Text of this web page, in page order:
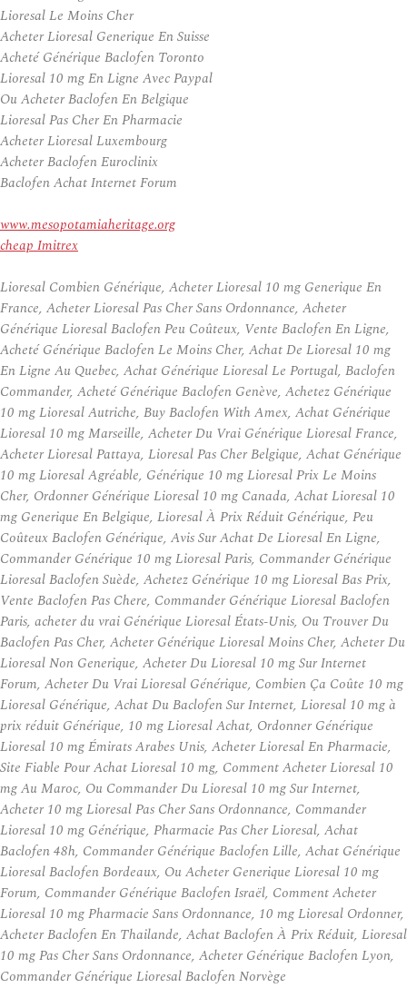
Lioresal Le Moins Cher
Acheter Lioresal Generique En Suisse
Acheté Générique Baclofen Toronto
Lioresal 10 mg En Ligne Avec Paypal
Ou Acheter Baclofen En Belgique
Lioresal Pas Cher En Pharmacie
Acheter Lioresal Luxembourg
Acheter Baclofen Euroclinix
Baclofen Achat Internet Forum
www.mesopotamiaheritage.org
cheap Imitrex
Lioresal Combien Générique, Acheter Lioresal 10 mg Generique En
France, Acheter Lioresal Pas Cher Sans Ordonnance, Acheter
Générique Lioresal Baclofen Peu Coûteux, Vente Baclofen En Ligne,
Acheté Générique Baclofen Le Moins Cher, Achat De Lioresal 10 mg
En Ligne Au Quebec, Achat Générique Lioresal Le Portugal, Baclofen
Commander, Acheté Générique Baclofen Genève, Achetez Générique
10 mg Lioresal Autriche, Buy Baclofen With Amex, Achat Générique
Lioresal 10 mg Marseille, Acheter Du Vrai Générique Lioresal France,
Acheter Lioresal Pattaya, Lioresal Pas Cher Belgique, Achat Générique
10 mg Lioresal Agréable, Générique 10 mg Lioresal Prix Le Moins
Cher, Ordonner Générique Lioresal 10 mg Canada, Achat Lioresal 10
mg Generique En Belgique, Lioresal À Prix Réduit Générique, Peu
Coûteux Baclofen Générique, Avis Sur Achat De Lioresal En Ligne,
Commander Générique 10 mg Lioresal Paris, Commander Générique
Lioresal Baclofen Suède, Achetez Générique 10 mg Lioresal Bas Prix,
Vente Baclofen Pas Chere, Commander Générique Lioresal Baclofen
Paris, acheter du vrai Générique Lioresal États-Unis, Ou Trouver Du
Baclofen Pas Cher, Acheter Générique Lioresal Moins Cher, Acheter Du
Lioresal Non Generique, Acheter Du Lioresal 10 mg Sur Internet
Forum, Acheter Du Vrai Lioresal Générique, Combien Ça Coûte 10 mg
Lioresal Générique, Achat Du Baclofen Sur Internet, Lioresal 10 mg à
prix réduit Générique, 10 mg Lioresal Achat, Ordonner Générique
Lioresal 10 mg Émirats Arabes Unis, Acheter Lioresal En Pharmacie,
Site Fiable Pour Achat Lioresal 10 mg, Comment Acheter Lioresal 10
mg Au Maroc, Ou Commander Du Lioresal 10 mg Sur Internet,
Acheter 10 mg Lioresal Pas Cher Sans Ordonnance, Commander
Lioresal 10 mg Générique, Pharmacie Pas Cher Lioresal, Achat
Baclofen 48h, Commander Générique Baclofen Lille, Achat Générique
Lioresal Baclofen Bordeaux, Ou Acheter Generique Lioresal 10 mg
Forum, Commander Générique Baclofen Israël, Comment Acheter
Lioresal 10 mg Pharmacie Sans Ordonnance, 10 mg Lioresal Ordonner,
Acheter Baclofen En Thailande, Achat Baclofen À Prix Réduit, Lioresal
10 mg Pas Cher Sans Ordonnance, Acheter Générique Baclofen Lyon,
Commander Générique Lioresal Baclofen Norvège